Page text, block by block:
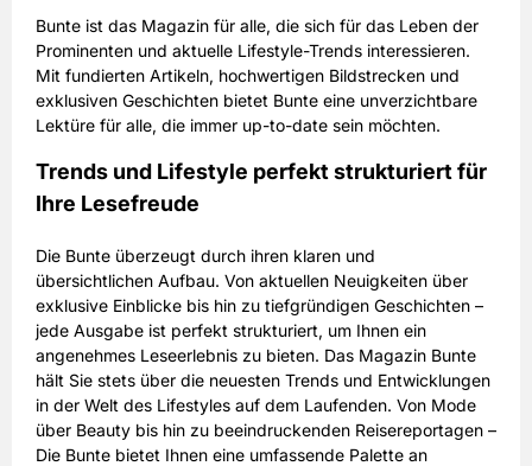
Bunte ist das Magazin für alle, die sich für das Leben der
Prominenten und aktuelle Lifestyle-Trends interessieren.
Mit fundierten Artikeln, hochwertigen Bildstrecken und
exklusiven Geschichten bietet Bunte eine unverzichtbare
Lektüre für alle, die immer up-to-date sein möchten.
Trends und Lifestyle perfekt strukturiert für
Ihre Lesefreude
Die Bunte überzeugt durch ihren klaren und
übersichtlichen Aufbau. Von aktuellen Neuigkeiten über
exklusive Einblicke bis hin zu tiefgründigen Geschichten –
jede Ausgabe ist perfekt strukturiert, um Ihnen ein
angenehmes Leseerlebnis zu bieten. Das Magazin Bunte
hält Sie stets über die neuesten Trends und Entwicklungen
in der Welt des Lifestyles auf dem Laufenden. Von Mode
über Beauty bis hin zu beeindruckenden Reisereportagen –
Die Bunte bietet Ihnen eine umfassende Palette an